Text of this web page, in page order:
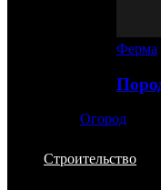
Ферма
Огород
Строительство